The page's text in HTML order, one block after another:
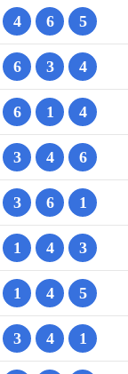
4 6 5
6 3 4
6 1 4
3 4 6
3 6 1
1 4 3
1 4 5
3 4 1